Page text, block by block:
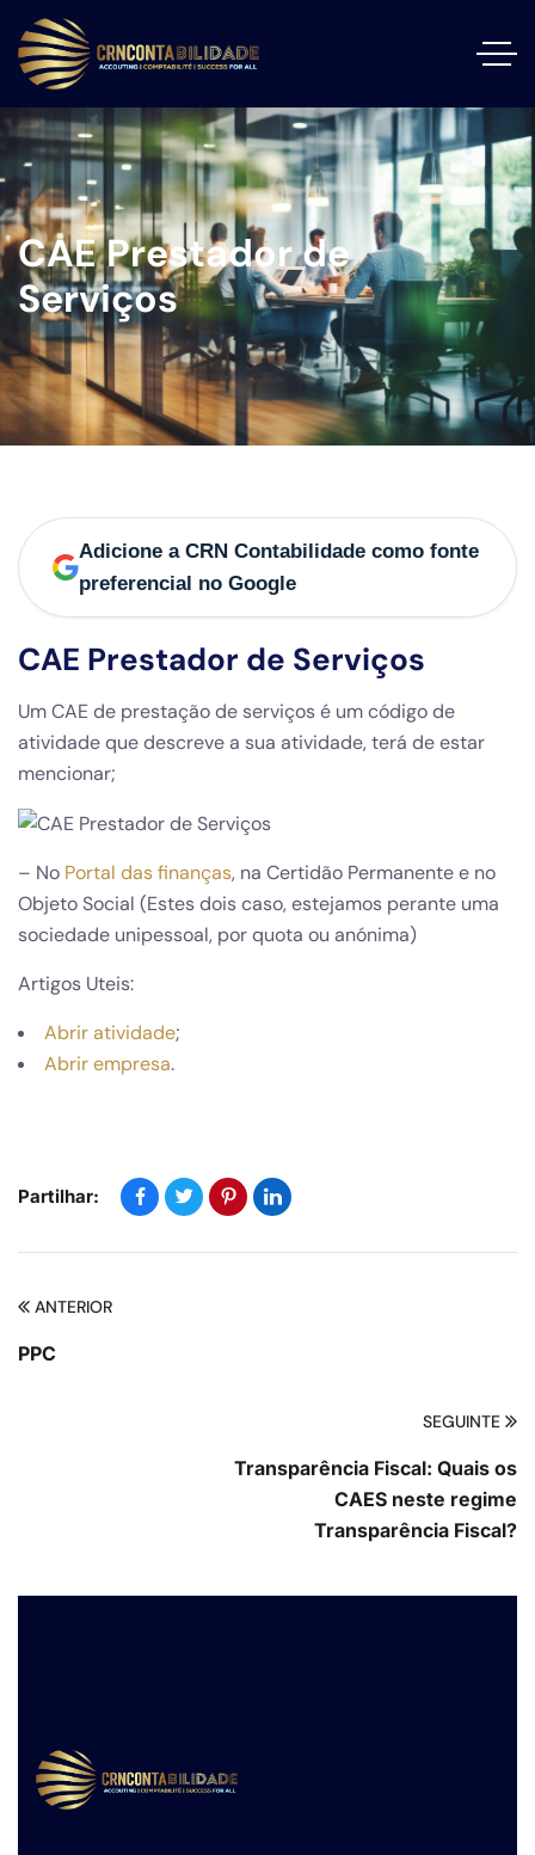
CAE Prestador de
Serviços
Adicione a CRN Contabilidade como fonte
preferencial no Google
CAE Prestador de Serviços
Um CAE de prestação de serviços é um código de
atividade que descreve a sua atividade, terá de estar
mencionar;
– No Portal das finanças, na Certidão Permanente e no
Objeto Social (Estes dois caso, estejamos perante uma
sociedade unipessoal, por quota ou anónima)
Artigos Uteis:
Abrir atividade;
Abrir empresa.
Partilhar:
ANTERIOR
PPC
SEGUINTE
Transparência Fiscal: Quais os
CAES neste regime
Transparência Fiscal?